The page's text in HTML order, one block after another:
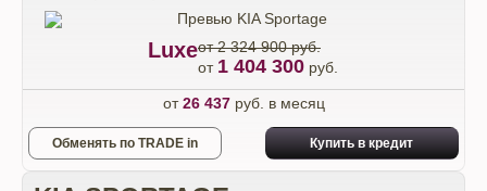
Luxeот 2 324 900 руб.
от 1 404 300 руб.
от26 437руб. в месяц
Обменять по TRADE in Купить в кредит